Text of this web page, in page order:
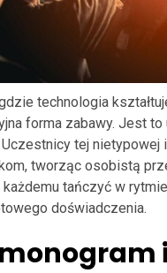
technologia
forma zabawy. Jest
tej
tworząc osobistą
tańczyć w
doświadczenia.